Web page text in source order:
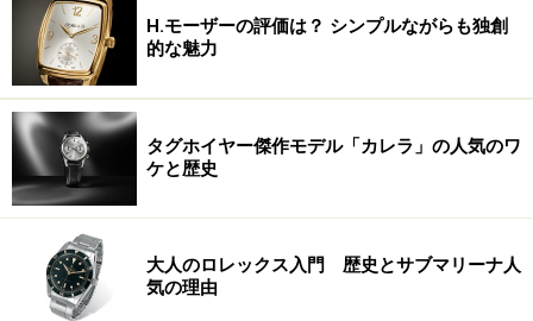
H.モーザーの評価は？ シンプルながらも独創
的な魅力
タグホイヤー傑作モデル「カレラ」の人気のワ
ケと歴史
大人のロレックス入門 歴史とサブマリーナ人
気の理由